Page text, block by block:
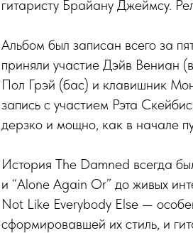
гитаристу Брайану Джеймсу.
Альбом был записан всего за
приняли участие Дэйв Вениан
Пол Грэй (бас) и клавишник
запись с участием Рэта
дерзко и мощно, как в начале
История The Damned всегда
и “Alone Again Or” до живых
Not Like Everybody Else —
сформировавшей их стиль, и